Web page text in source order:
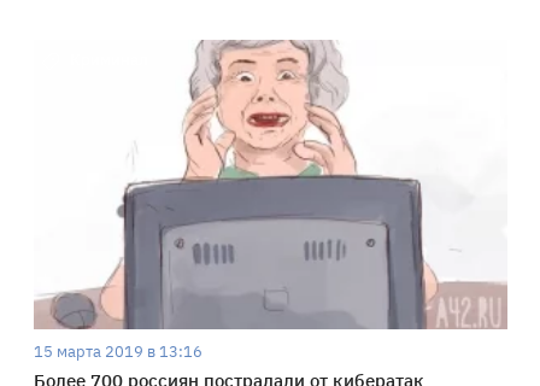
15 марта 2019 в 13:16
Более 700 россиян пострадали от кибератак